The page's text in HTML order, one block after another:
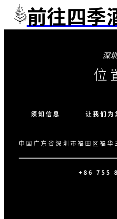
前往四季
深
位
须知信息 让我们为
中国广东省深圳市福田区福
+86 755